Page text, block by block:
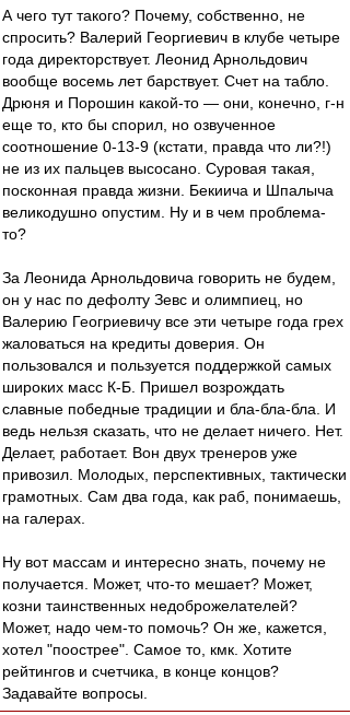
А чего тут такого? Почему, собственно, не
спросить? Валерий Георгиевич в клубе четыре
года директорствует. Леонид Арнольдович
вообще восемь лет барствует. Счет на табло.
Дрюня и Порошин какой-то — они, конечно, г-н
еще то, кто бы спорил, но озвученное
соотношение 0-13-9 (кстати, правда что ли?!)
не из их пальцев высосано. Суровая такая,
посконная правда жизни. Бекиича и Шпалыча
великодушно опустим. Ну и в чем проблема-
то?
За Леонида Арнольдовича говорить не будем,
он у нас по дефолту Зевс и олимпиец, но
Валерию Геогриевичу все эти четыре года грех
жаловаться на кредиты доверия. Он
пользовался и пользуется поддержкой самых
широких масс К-Б. Пришел возрождать
славные победные традиции и бла-бла-бла. И
ведь нельзя сказать, что не делает ничего. Нет.
Делает, работает. Вон двух тренеров уже
привозил. Молодых, перспективных, тактически
грамотных. Сам два года, как раб, понимаешь,
на галерах.
Ну вот массам и интересно знать, почему не
получается. Может, что-то мешает? Может,
козни таинственных недоброжелателей?
Может, надо чем-то помочь? Он же, кажется,
хотел "поострее". Самое то, кмк. Хотите
рейтингов и счетчика, в конце концов?
Задавайте вопросы.